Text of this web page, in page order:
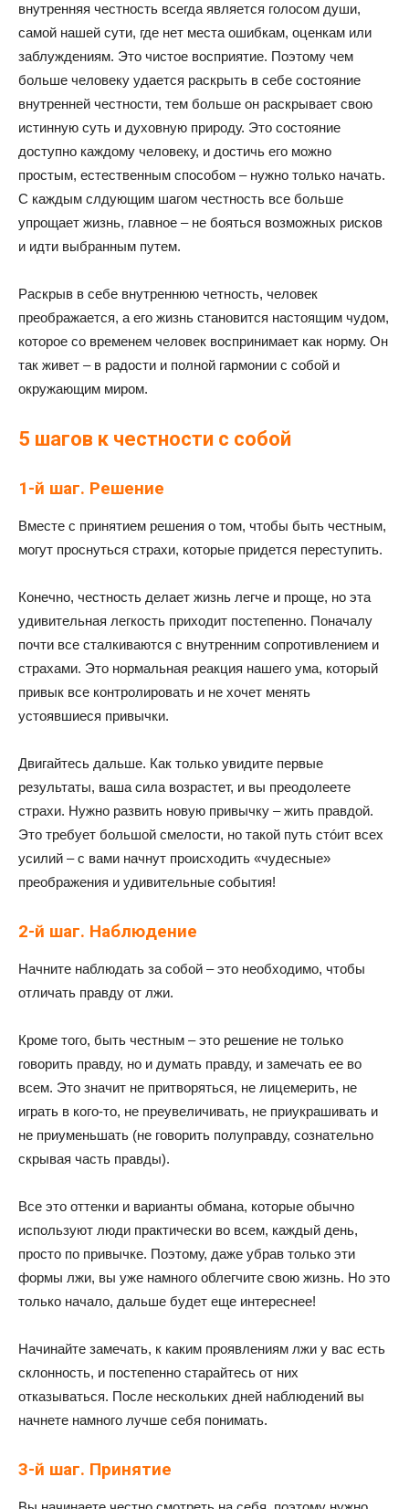
внутренняя честность всегда является голосом души,
самой нашей сути, где нет места ошибкам, оценкам или
заблуждениям. Это чистое восприятие. Поэтому чем
больше человеку удается раскрыть в себе состояние
внутренней честности, тем больше он раскрывает свою
истинную суть и духовную природу. Это состояние
доступно каждому человеку, и достичь его можно
простым, естественным способом – нужно только начать.
С каждым слдующим шагом честность все больше
упрощает жизнь, главное – не бояться возможных рисков
и идти выбранным путем.
Раскрыв в себе внутреннюю четность, человек
преображается, а его жизнь становится настоящим чудом,
которое со временем человек воспринимает как норму. Он
так живет – в радости и полной гармонии с собой и
окружающим миром.
5 шагов к честности с собой
1-й шаг. Решение
Вместе с принятием решения о том, чтобы быть честным,
могут проснуться страхи, которые придется переступить.
Конечно, честность делает жизнь легче и проще, но эта
удивительная легкость приходит постепенно. Поначалу
почти все сталкиваются с внутренним сопротивлением и
страхами. Это нормальная реакция нашего ума, который
привык все контролировать и не хочет менять
устоявшиеся привычки.
Двигайтесь дальше. Как только увидите первые
результаты, ваша сила возрастет, и вы преодолеете
страхи. Нужно развить новую привычку – жить правдой.
Это требует большой смелости, но такой путь стóит всех
усилий – с вами начнут происходить «чудесные»
преображения и удивительные события!
2-й шаг. Наблюдение
Начните наблюдать за собой – это необходимо, чтобы
отличать правду от лжи.
Кроме того, быть честным – это решение не только
говорить правду, но и думать правду, и замечать ее во
всем. Это значит не притворяться, не лицемерить, не
играть в кого-то, не преувеличивать, не приукрашивать и
не приуменьшать (не говорить полуправду, сознательно
скрывая часть правды).
Все это оттенки и варианты обмана, которые обычно
используют люди практически во всем, каждый день,
просто по привычке. Поэтому, даже убрав только эти
формы лжи, вы уже намного облегчите свою жизнь. Но это
только начало, дальше будет еще интереснее!
Начинайте замечать, к каким проявлениям лжи у вас есть
склонность, и постепенно старайтесь от них
отказываться. После нескольких дней наблюдений вы
начнете намного лучше себя понимать.
3-й шаг. Принятие